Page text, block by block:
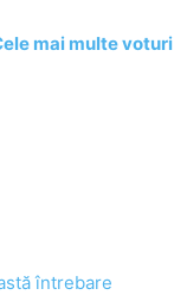
mai multe voturi
întrebare